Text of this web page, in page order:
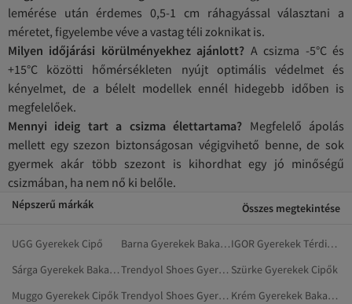
lemérése után érdemes 0,5-1 cm ráhagyással választani a
méretet, figyelembe véve a vastag téli zoknikat is.
Milyen időjárási körülményekhez ajánlott? A csizma -5°C és
+15°C közötti hőmérsékleten nyújt optimális védelmet és
kényelmet, de a bélelt modellek ennél hidegebb időben is
megfelelőek.
Mennyi ideig tart a csizma élettartama? Megfelelő ápolás
mellett egy szezon biztonságosan végigvihető benne, de sok
gyermek akár több szezont is kihordhat egy jó minőségű
csizmában, ha nem nő ki belőle.
Népszerű márkák Összes megtekintése
UGG Gyerekek Cipő Barna Gyerekek Bakancsok
IGOR Gyerekek Térdig Érő Csizma
Sárga Gyerekek Bakancsok
Trendyol Shoes Gyerekek Házipapucsok Szürke Gyerekek Cipők
Muggo Gyerekek Cipők
Trendyol Shoes Gyerekek Táskák
Krém Gyerekek Bakancsok